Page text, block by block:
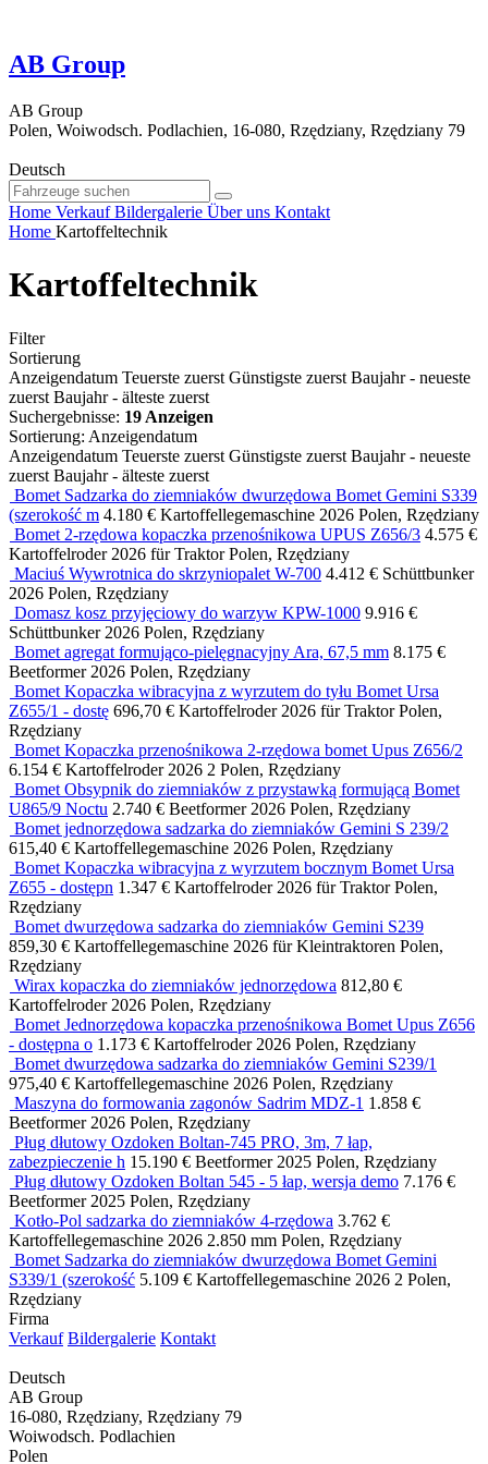
AB Group
AB Group
Polen, Woiwodsch. Podlachien, 16-080, Rzędziany, Rzędziany 79
Deutsch
Home Verkauf Bildergalerie Über uns Kontakt
Home Kartoffeltechnik
Kartoffeltechnik
Filter
Sortierung
Anzeigendatum Teuerste zuerst Günstigste zuerst Baujahr - neueste
zuerst Baujahr - älteste zuerst
Suchergebnisse: 19 Anzeigen
Sortierung: Anzeigendatum
Anzeigendatum Teuerste zuerst Günstigste zuerst Baujahr - neueste
zuerst Baujahr - älteste zuerst
Bomet Sadzarka do ziemniaków dwurzędowa Bomet Gemini S339
(szerokość m 4.180 € Kartoffellegemaschine 2026 Polen, Rzędziany
Bomet 2-rzędowa kopaczka przenośnikowa UPUS Z656/3 4.575 €
Kartoffelroder 2026 für TraktorPolen, Rzędziany
Maciuś Wywrotnica do skrzyniopalet W-700 4.412 € Schüttbunker
2026 Polen, Rzędziany
Domasz kosz przyjęciowy do warzyw KPW-1000 9.916 €
Schüttbunker 2026 Polen, Rzędziany
Bomet agregat formująco-pielęgnacyjny Ara, 67,5 mm 8.175 €
Beetformer 2026 Polen, Rzędziany
Bomet Kopaczka wibracyjna z wyrzutem do tyłu Bomet Ursa
Z655/1 - dostę 696,70 € Kartoffelroder 2026 für TraktorPolen,
Rzędziany
Bomet Kopaczka przenośnikowa 2-rzędowa bomet Upus Z656/2
6.154 € Kartoffelroder 2026 2 Polen, Rzędziany
Bomet Obsypnik do ziemniaków z przystawką formującą Bomet
U865/9 Noctu 2.740 € Beetformer 2026 Polen, Rzędziany
Bomet jednorzędowa sadzarka do ziemniaków Gemini S 239/2
615,40 € Kartoffellegemaschine 2026 Polen, Rzędziany
Bomet Kopaczka wibracyjna z wyrzutem bocznym Bomet Ursa
Z655 - dostępn 1.347 € Kartoffelroder 2026 für TraktorPolen,
Rzędziany
Bomet dwurzędowa sadzarka do ziemniaków Gemini S239
859,30 € Kartoffellegemaschine 2026 für Kleintraktoren Polen,
Rzędziany
Wirax kopaczka do ziemniaków jednorzędowa 812,80 €
Kartoffelroder 2026 Polen, Rzędziany
Bomet Jednorzędowa kopaczka przenośnikowa Bomet Upus Z656
- dostępna o 1.173 € Kartoffelroder 2026 Polen, Rzędziany
Bomet dwurzędowa sadzarka do ziemniaków Gemini S239/1
975,40 € Kartoffellegemaschine 2026 Polen, Rzędziany
Maszyna do formowania zagonów Sadrim MDZ-1 1.858 €
Beetformer 2026 Polen, Rzędziany
Pług dłutowy Ozdoken Boltan-745 PRO, 3m, 7 łap,
zabezpieczenie h 15.190 € Beetformer 2025 Polen, Rzędziany
Pług dłutowy Ozdoken Boltan 545 - 5 łap, wersja demo 7.176 €
Beetformer 2025 Polen, Rzędziany
Kotło-Pol sadzarka do ziemniaków 4-rzędowa 3.762 €
Kartoffellegemaschine 2026 2.850 mm Polen, Rzędziany
Bomet Sadzarka do ziemniaków dwurzędowa Bomet Gemini
S339/1 (szerokość 5.109 € Kartoffellegemaschine 2026 2 Polen,
Rzędziany
Firma
Verkauf Bildergalerie Kontakt
Deutsch
AB Group
16-080, Rzędziany, Rzędziany 79
Woiwodsch. Podlachien
Polen